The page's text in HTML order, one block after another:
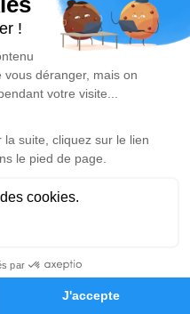
Hommages
hommage estdisponible
à 14h30
de Pontarlier